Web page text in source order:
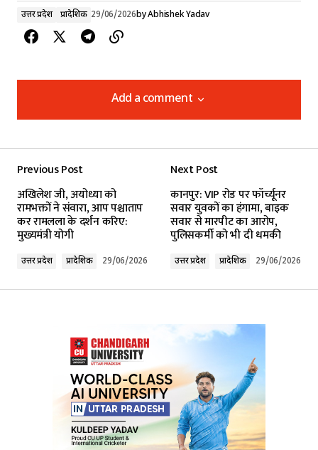
उत्तर प्रदेश प्रादेशिक 29/06/2026byAbhishek Yadav
Add a comment
Add a comment
Required fields are marked*
Comment
Your E-mail*
Submit Comment
Previous Post
अखिलेश जी, अयोध्या को
रामभक्तों ने संवारा, आप पश्चाताप
कर रामलला के दर्शन करिए:
मुख्यमंत्री योगी
उत्तर प्रदेश प्रादेशिक 29/06/2026
Next Post
कानपुर: VIP रोड पर फॉर्च्यूनर
सवार युवकों का हंगामा, बाइक
सवार से मारपीट का आरोप,
पुलिसकर्मी को भी दी धमकी
उत्तर प्रदेश प्रादेशिक 29/06/2026